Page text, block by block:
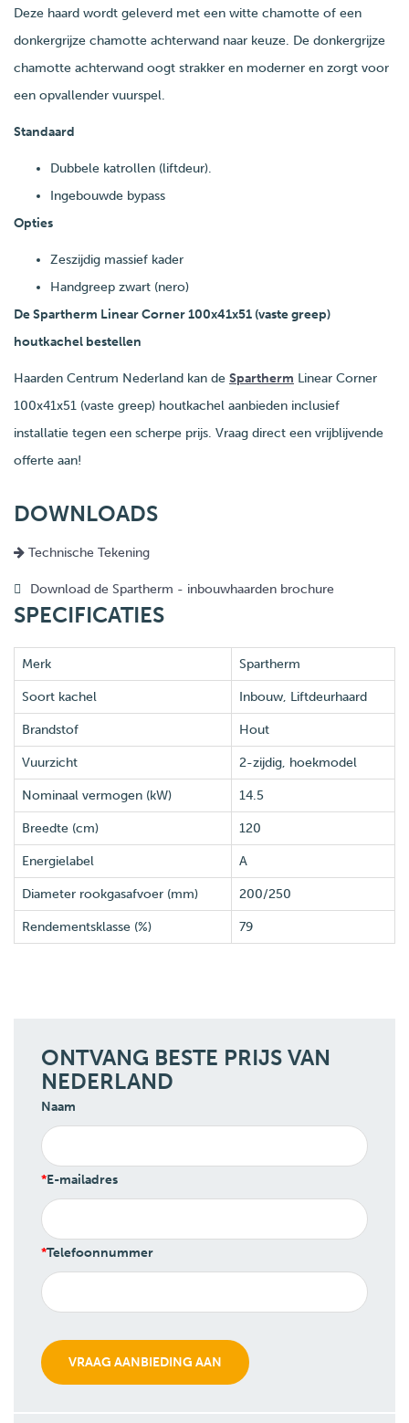
Deze haard wordt geleverd met een witte chamotte of een
donkergrijze chamotte achterwand naar keuze. De donkergrijze
chamotte achterwand oogt strakker en moderner en zorgt voor
een opvallender vuurspel.
Standaard
Dubbele katrollen (liftdeur).
Ingebouwde bypass
Opties
Zeszijdig massief kader
Handgreep zwart (nero)
De Spartherm Linear Corner 100x41x51 (vaste greep)
houtkachel bestellen
Haarden Centrum Nederland kan de Spartherm Linear Corner
100x41x51 (vaste greep) houtkachel aanbieden inclusief
installatie tegen een scherpe prijs. Vraag direct een vrijblijvende
offerte aan!
DOWNLOADS
Technische Tekening
Download de Spartherm - inbouwhaarden brochure
SPECIFICATIES
Merk Spartherm
Soort kachel Inbouw, Liftdeurhaard
Brandstof Hout
Vuurzicht 2-zijdig, hoekmodel
Nominaal vermogen (kW) 14.5
Breedte (cm) 120
Energielabel A
Diameter rookgasafvoer (mm) 200/250
Rendementsklasse (%) 79
ONTVANG BESTE PRIJS VAN
NEDERLAND
Naam
E-mailadres
Telefoonnummer